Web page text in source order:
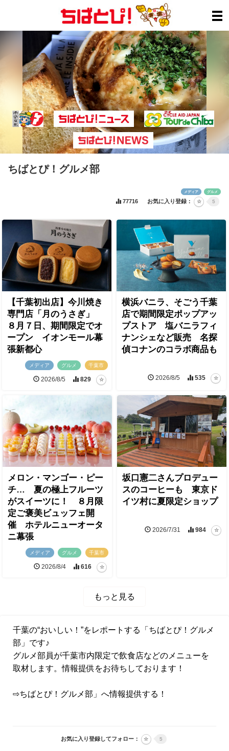
ちばとぴ！グルメ部
メディア グルメ
77716 お気に入り登録： 5
【千葉初出店】今川焼き
専門店「月のうさぎ」
８月７日、期間限定でオ
ープン イオンモール幕
張新都心
メディア グルメ 千葉市
2026/8/5 829
横浜バニラ、そごう千葉
店で期間限定ポップアッ
プストア 塩バニラフィ
ナンシェなど販売 名探
偵コナンのコラボ商品も
2026/8/5 535
メロン・マンゴー・ピー
チ… 夏の極上フルーツ
がスイーツに！ ８月限
定ご褒美ビュッフェ開
催 ホテルニューオータ
ニ幕張
メディア グルメ 千葉市
2026/8/4 616
坂口憲二さんプロデュー
スのコーヒーも 東京ド
イツ村に夏限定ショップ
2026/7/31 984
もっと見る
千葉の“おいしい！”をレポートする「ちばとぴ！グルメ
部」です♪
グルメ部員が千葉市内限定で飲食店などのメニューを
取材します。情報提供をお待ちしております！
⇨ちばとぴ！グルメ部」へ情報提供する！
お気に入り登録してフォロー： 5